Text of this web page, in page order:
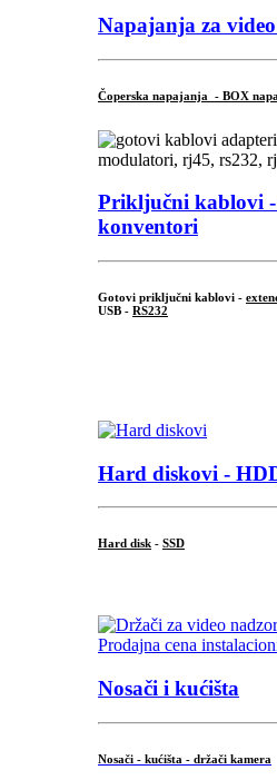
Napajanja za
Čoperska napajanja - BOX
Priključni kablovi
konventori
Gotovi priključni kablovi -
USB - RS232
Hard diskovi -
Hard disk - SSD
Nosači i kućišta
Nosači - kućišta - držači kamera